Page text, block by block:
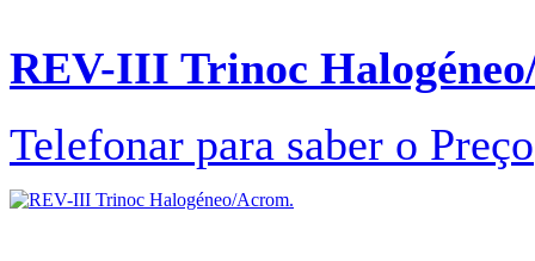
REV-III Trinoc
Telefonar para saber o Preço